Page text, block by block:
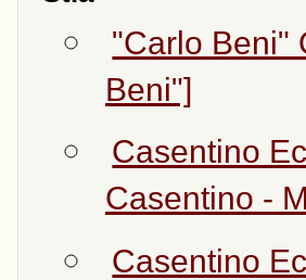
"Carlo Beni"
Beni"]
Casentino
Casentino -
Casentino